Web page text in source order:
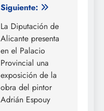
Siguiente:
La Diputación de
Alicante presenta
en el Palacio
Provincial una
exposición de la
obra del pintor
Adrián Espouy